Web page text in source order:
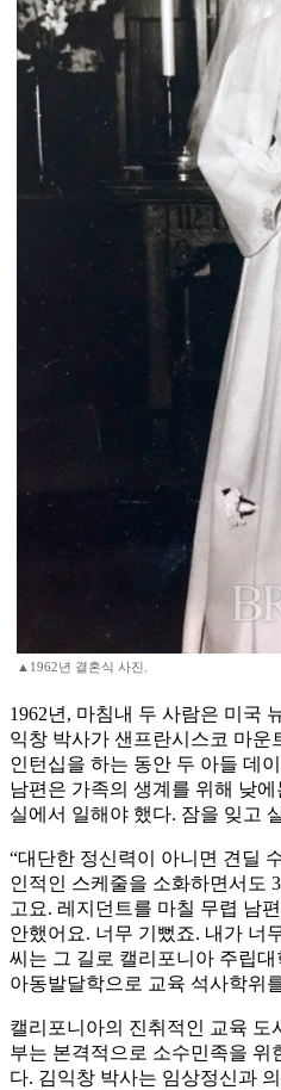
▲1962년 결혼식 사진.
1962년, 마침내 두 사람은 미국
익창 박사가 샌프란시스코 마운
인턴십을 하는 동안 두 아들 데
남편은 가족의 생계를 위해 낮
실에서 일해야 했다. 잠을 잊고
“대단한 정신력이 아니면 견딜
인적인 스케줄을 소화하면서도
고요. 레지던트를 마칠 무렵 남
안했어요. 너무 기뻤죠. 내가 너
씨는 그 길로 캘리포니아 주립
아동발달학으로 교육 석사학위
캘리포니아의 진취적인 교육 도
부는 본격적으로 소수민족을 위
다. 김익창 박사는 임상정신과